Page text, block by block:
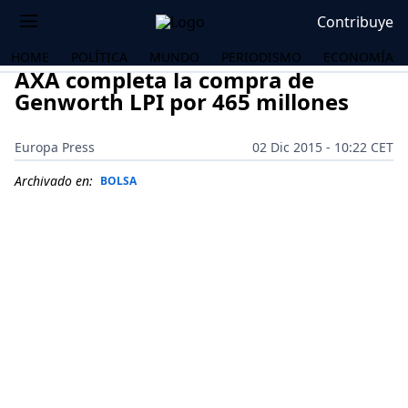
Contribuye
HOME POLÍTICA MUNDO PERIODISMO ECONOMÍA
AXA completa la compra de
Genworth LPI por 465 millones
Europa Press
02 Dic 2015 - 10:22 CET
Archivado en: BOLSA